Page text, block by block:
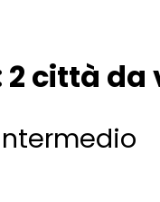
città